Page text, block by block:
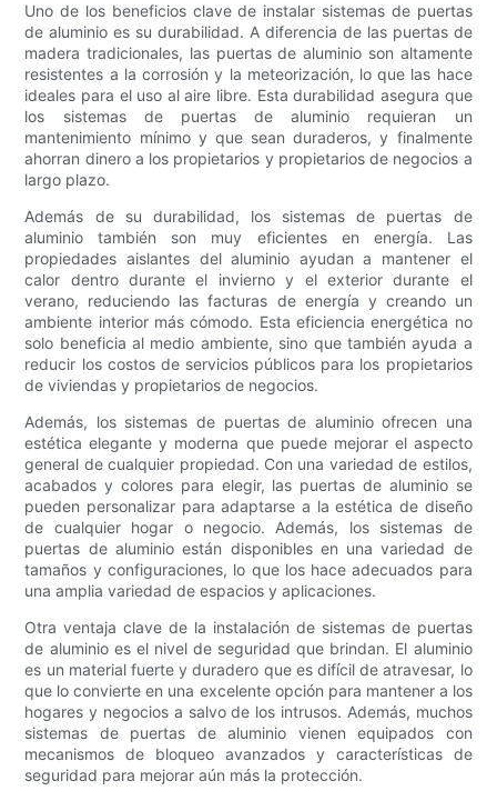
Uno de los beneficios clave de instalar sistemas de puertas
de aluminio es su durabilidad. A diferencia de las puertas de
madera tradicionales, las puertas de aluminio son altamente
resistentes a la corrosión y la meteorización, lo que las hace
ideales para el uso al aire libre. Esta durabilidad asegura que
los sistemas de puertas de aluminio requieran un
mantenimiento mínimo y que sean duraderos, y finalmente
ahorran dinero a los propietarios y propietarios de negocios a
largo plazo.
Además de su durabilidad, los sistemas de puertas de
aluminio también son muy eficientes en energía. Las
propiedades aislantes del aluminio ayudan a mantener el
calor dentro durante el invierno y el exterior durante el
verano, reduciendo las facturas de energía y creando un
ambiente interior más cómodo. Esta eficiencia energética no
solo beneficia al medio ambiente, sino que también ayuda a
reducir los costos de servicios públicos para los propietarios
de viviendas y propietarios de negocios.
Además, los sistemas de puertas de aluminio ofrecen una
estética elegante y moderna que puede mejorar el aspecto
general de cualquier propiedad. Con una variedad de estilos,
acabados y colores para elegir, las puertas de aluminio se
pueden personalizar para adaptarse a la estética de diseño
de cualquier hogar o negocio. Además, los sistemas de
puertas de aluminio están disponibles en una variedad de
tamaños y configuraciones, lo que los hace adecuados para
una amplia variedad de espacios y aplicaciones.
Otra ventaja clave de la instalación de sistemas de puertas
de aluminio es el nivel de seguridad que brindan. El aluminio
es un material fuerte y duradero que es difícil de atravesar, lo
que lo convierte en una excelente opción para mantener a los
hogares y negocios a salvo de los intrusos. Además, muchos
sistemas de puertas de aluminio vienen equipados con
mecanismos de bloqueo avanzados y características de
seguridad para mejorar aún más la protección.